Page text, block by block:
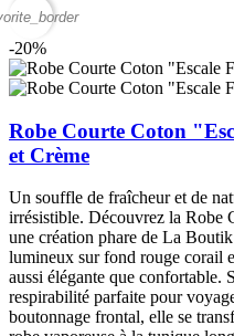
-20%
Robe Courte Coton
et Crème
Un souffle de fraîcheur et de
irrésistible. Découvrez la Robe
une création phare de La
lumineux sur fond rouge corail
aussi élégante que confortable.
respirabilité parfaite pour
boutonnage frontal, elle se